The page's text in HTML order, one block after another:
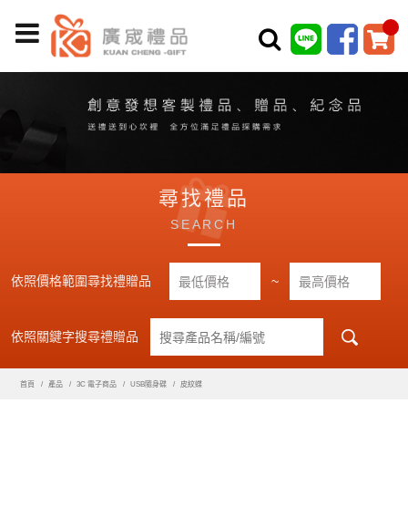
尋找禮品
SEARCH
依照價格範圍尋找禮贈品 ~
依照關鍵字搜尋禮贈品
首頁 產品 3C 電子商品 USB隨身碟 皮紋蝶